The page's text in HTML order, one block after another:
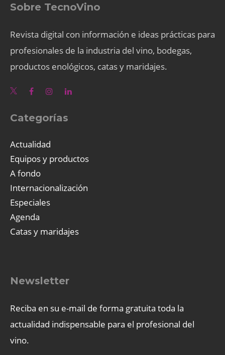
Sobre TecnoVino
Revista digital con información e ideas prácticas para
profesionales de la industria del vino, bodegas,
productos enológicos, catas y maridajes.
Categorías
Actualidad
Equipos y productos
A fondo
Internacionalización
Especiales
Agenda
Catas y maridajes
Newsletter
Reciba en su e-mail de forma gratuita toda la
actualidad indispensable para el profesional del
vino.